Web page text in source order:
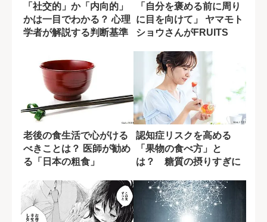
「社交的」か「内向的」
かは一目でわかる？ 心理
学者が解説する判断基準
「自分を褒める前に周り
に目を向けて」 ヤマモト
ショウさんがFRUITS
老後の食生活で心がける
べきことは？ 医師が勧め
る「日本の粗食」
認知症リスクを高める
「果物の食べ方」と
は？ 糖質の摂りすぎに